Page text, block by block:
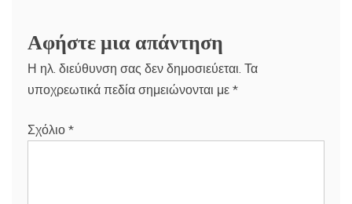
Αφήστε μια απάντηση
Η ηλ. διεύθυνση σας δεν δημοσιεύεται. Τα
υποχρεωτικά πεδία σημειώνονται με *
Σχόλιο *